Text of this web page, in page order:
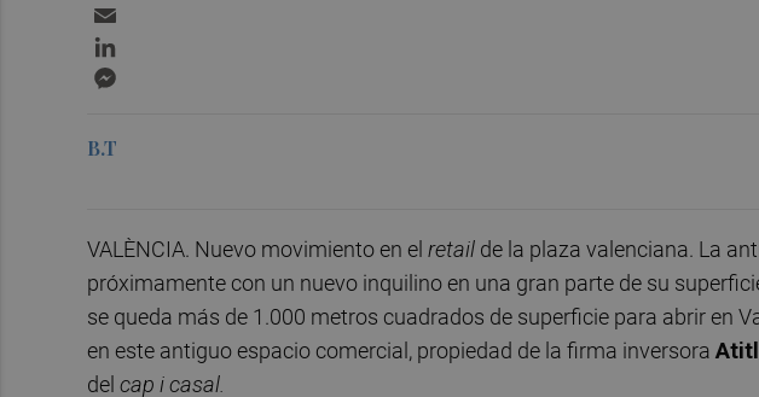
B.T
VALÈNCIA. Nuevo movimiento en el retail de la plaza valenciana. La
próximamente con un nuevo inquilino en una gran parte de su
se queda más de 1.000 metros cuadrados de superficie para abrir en
en este antiguo espacio comercial, propiedad de la firma inversora
del cap i casal.